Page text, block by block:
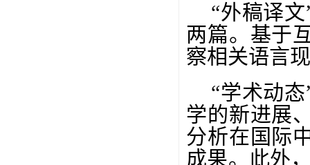
“外稿译
两篇。基于
察相关语言
“学术动
学的新进展
分析在国际
成果。此外